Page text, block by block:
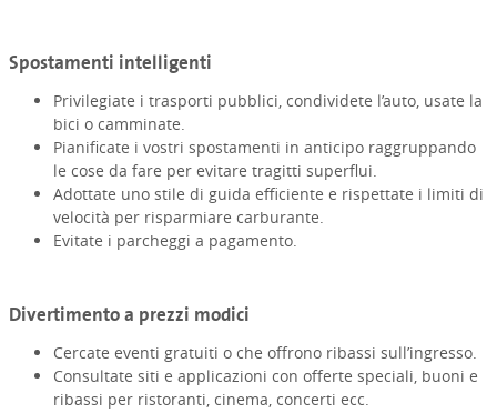
Spostamenti intelligenti
Privilegiate i trasporti pubblici, condividete l’auto, usate la
bici o camminate.
Pianificate i vostri spostamenti in anticipo raggruppando
le cose da fare per evitare tragitti superflui.
Adottate uno stile di guida efficiente e rispettate i limiti di
velocità per risparmiare carburante.
Evitate i parcheggi a pagamento.
Divertimento a prezzi modici
Cercate eventi gratuiti o che offrono ribassi sull’ingresso.
Consultate siti e applicazioni con offerte speciali, buoni e
ribassi per ristoranti, cinema, concerti ecc.